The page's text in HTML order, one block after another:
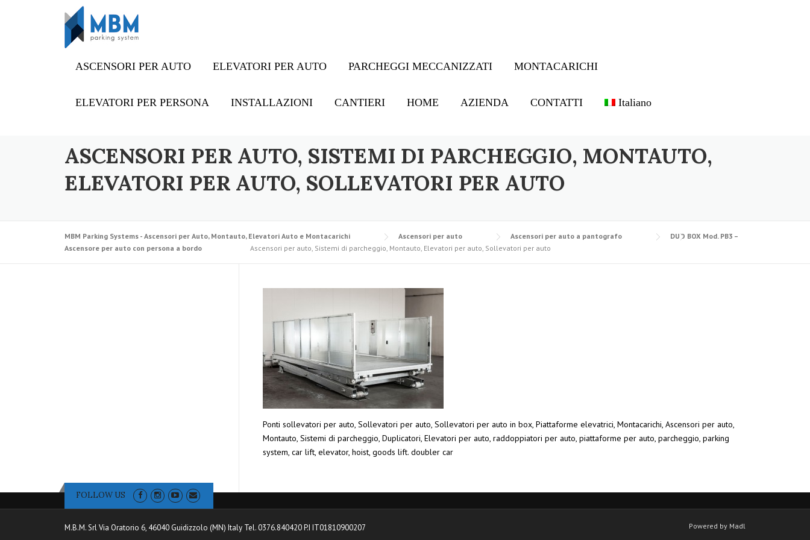
ASCENSORI PER AUTO ELEVATORI PER AUTO PARCHEGGI MECCANIZZATI MONTACARICHI
ELEVATORI PER PERSONA INSTALLAZIONI CANTIERI HOME AZIENDA CONTATTI Italiano
ASCENSORI PER AUTO, SISTEMI DI PARCHEGGIO, MONTAUTO,
ELEVATORI PER AUTO, SOLLEVATORI PER AUTO
MBM Parking Systems - Ascensori per Auto, Montauto, Elevatori Auto e Montacarichi Ascensori per auto Ascensori per auto a pantografo
DUO BOX Mod. PB3 –
Ascensore per auto con persona a bordo
Ascensori per auto, Sistemi di parcheggio, Montauto, Elevatori per auto, Sollevatori per auto
Ponti sollevatori per auto, Sollevatori per auto, Sollevatori per auto in box, Piattaforme elevatrici, Montacarichi, Ascensori per auto,
Montauto, Sistemi di parcheggio, Duplicatori, Elevatori per auto, raddoppiatori per auto, piattaforme per auto, parcheggio, parking
system, car lift, elevator, hoist, goods lift. doubler car
FOLLOW US
M.B.M. Srl Via Oratorio 6, 46040 Guidizzolo (MN) Italy Tel. 0376.840420 P.I IT01810900207 Powered by Madl